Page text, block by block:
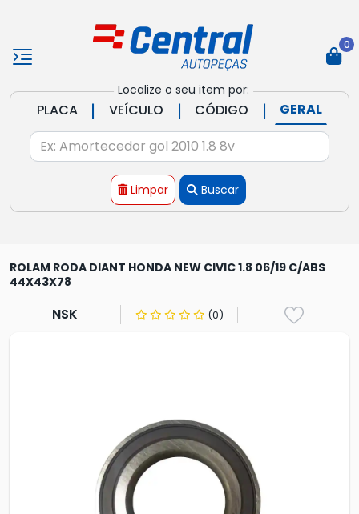
Localize o seu item por:
PLACA | VEÍCULO | CÓDIGO | GERAL
Limpar Buscar
0
ROLAM RODA DIANT HONDA NEW CIVIC 1.8 06/19 C/ABS
44X43X78
NSK (0)